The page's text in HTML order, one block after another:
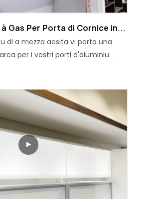
à Gas Per Porta di Cornice in
di a mezza aosita vi porta una
per i vostri porti d'aluminiu
scontra i vostri bisogni diversi.
di gas per fà a vostra vita più